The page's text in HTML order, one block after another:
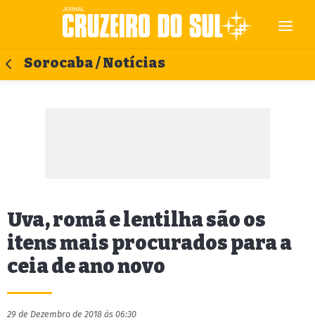
Sorocaba / Notícias
Uva, romã e lentilha são os
itens mais procurados para a
ceia de ano novo
29 de Dezembro de 2018 às 06:30